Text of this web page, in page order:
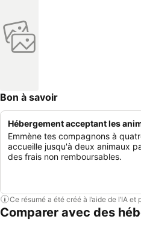
Bon à savoir
Hébergement acceptant les
Emmène tes compagnons à
accueille jusqu'à deux animaux
des frais non remboursables.
Ce résumé a été créé à l’aide de l’IA
Comparer avec des